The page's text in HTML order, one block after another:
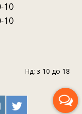
10
10
Нд: з 10 до 18
мені